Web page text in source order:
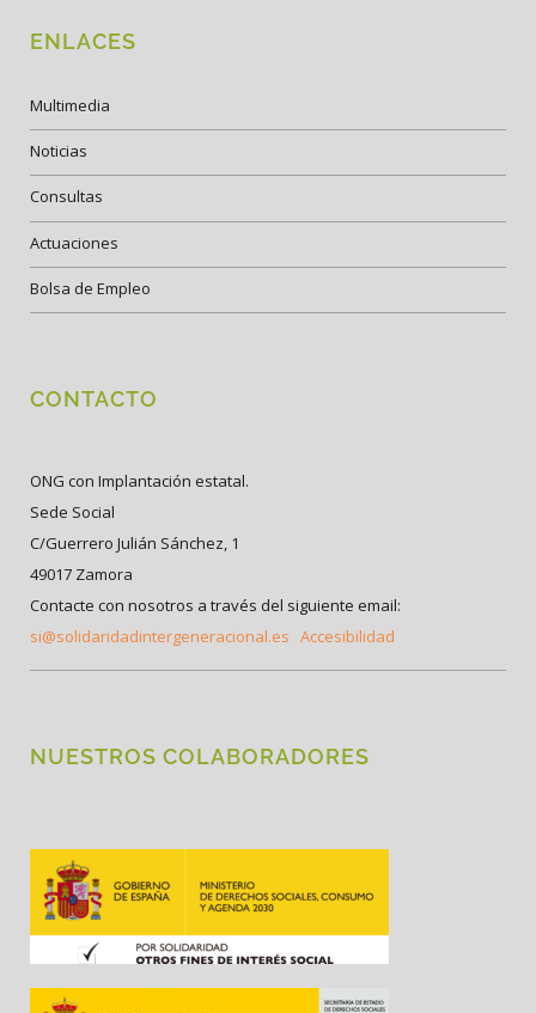
ENLACES
Multimedia
Noticias
Consultas
Actuaciones
Bolsa de Empleo
CONTACTO
ONG con Implantación estatal.
Sede Social
C/Guerrero Julián Sánchez, 1
49017 Zamora
Contacte con nosotros a través del siguiente email:
si@solidaridadintergeneracional.es Accesibilidad
NUESTROS COLABORADORES